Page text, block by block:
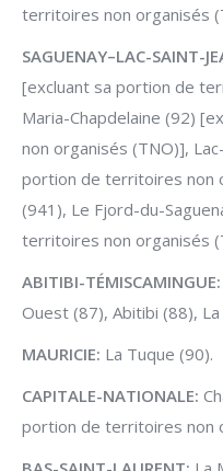
territoires non organisés
SAGUENAY–LAC-SAINT-
[excluant sa portion de
Maria-Chapdelaine (92)
non organisés (TNO)],
portion de territoires non
(941), Le Fjord-du-
territoires non organisés
ABITIBI-TÉMISCAMINGUE:
Ouest (87), Abitibi (88), La
MAURICIE: La Tuque (90).
CAPITALE-NATIONALE:
portion de territoires non